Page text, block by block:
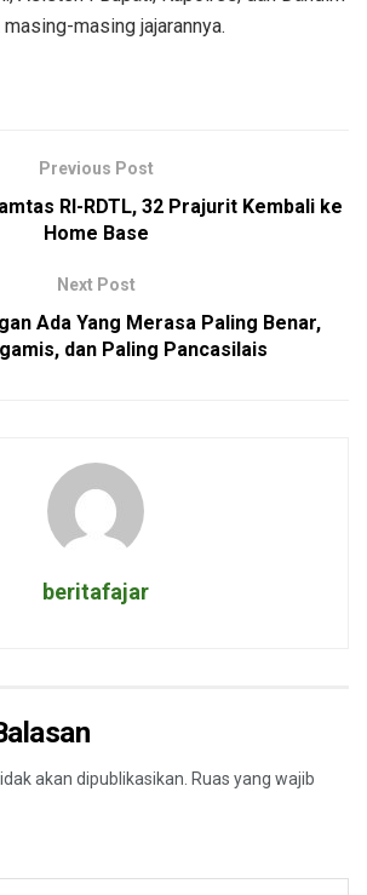
masing jajarannya.
Previous Post
RI-RDTL, 32 Prajurit Kembali ke
Home Base
Next Post
Ada Yang Merasa Paling Benar,
dan Paling Pancasilais
beritafajar
akan dipublikasikan. Ruas yang wajib